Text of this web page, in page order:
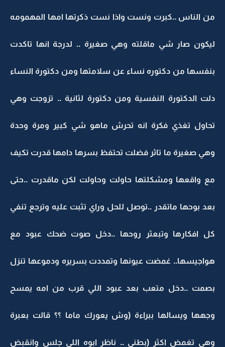
من الناس ..كبرت ونست واذا نست ذكرتها امها المهمومه
ليكون صار شي ماقلته وهي صغيرة .. لدرجة انها تاكدت
بنفسها من دكتوره نساء عن سلامتها ومن دكتورة النساء
دلت الدكتورة النفسية ومن دكتورة لثانية .. تزوجت وهي
تحاول تغذي فكرة انه تحرش ماهو شي كبير ومرة وحدة
وهي صغيرة ما تاثر فضلت تحتفظ بسرها دامها قدرت تكيف
مع واقعها ومشكلتها حاولت وحاولت لكن ماقدرت ..حتى
بعد بوحها ماتقدر ..توصل للحل وراي تثبت عليه وترجع تنفي
كل افكارها وتبعثر روحها ..دخل صوت ضحك عبود مع
هواجيسها.. غمضت عيونها وتمددت بسريره ودموعها تنزل
بصمت ..دخل متعب بعد عبود اللي قرب من امه يمسح
وجهها ويسالها ببراءة (وش يعورك ماما ؟؟ قالت بعبرة
وهي تغمض اكثر (بطني .. ناظر ابوه اللي جلس وانقبض